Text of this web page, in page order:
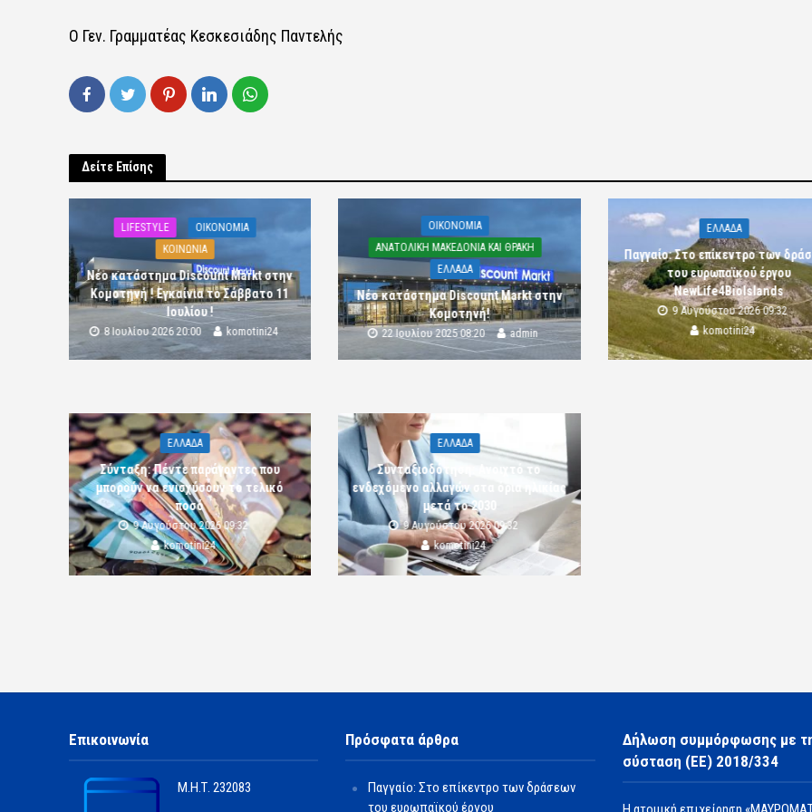
Ο Γεν. Γραμματέας Κεσκεσιάδης Παντελής
Δείτε Επίσης
LIFESTYLE
OIKONOMIA
ΚΟΙΝΩΝΙΑ
Νέο κατάστημα Discount Markt στην
Κομοτηνή ! Εγκαίνια το Σάββατο 11
Ιουλίου !
8 Ιουλίου 2026 20:00 komotini24
OIKONOMIA
ΑΝΑΤΟΛΙΚΗ ΜΑΚΕΔΟΝΙΑ ΚΑΙ ΘΡΑΚΗ
ΕΛΛΑΔΑ
Νέο κατάστημα Discount Markt στην
Κομοτηνή!
22 Ιουλίου 2025 08:20 admin
ΕΛΛΑΔΑ
Παγγαίο: Στο επίκεντρο των
του ευρωπαϊκού έργου
NewLife4BioIslands
9 Αυγούστου 2026 09:32
komotini24
ΕΛΛΑΔΑ
Σύνταξη: Πέντε παράγοντες που
μπορούν να ενισχύσουν το τελικό
ποσό
9 Αυγούστου 2026 09:32
komotini24
ΕΛΛΑΔΑ
Συνταξιοδότηση: Ανοιχτό το
ενδεχόμενο αλλαγών στα όρια ηλικίας
μετά το 2030
9 Αυγούστου 2026 09:32
komotini24
Επικοινωνία
Μ.Η.Τ. 232083
Πρόσφατα άρθρα
Παγγαίο: Στο επίκεντρο των δράσεων
του ευρωπαϊκού έργου
Δήλωση συμμόρφωσης με
σύσταση (ΕΕ) 2018/334